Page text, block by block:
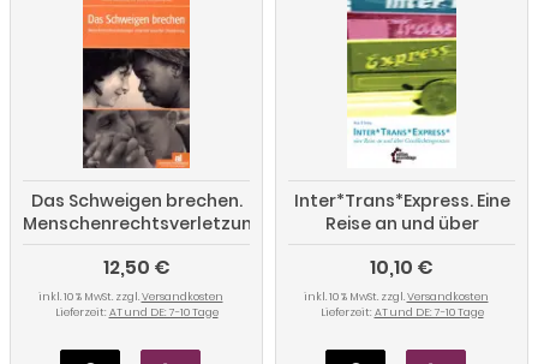
Das Schweigen brechen.
Menschenrechtsverletzungen
aufgrund sexueller
Orientierung
12,50 €
inkl. 10 % MwSt. zzgl.Versandkosten
Lieferzeit: AT und DE: 7-10 Tage
Inter*Trans*Express. Eine
Reise an und über
Geschlechtergrenzen
10,10 €
inkl. 10 % MwSt. zzgl.Versandkosten
Lieferzeit: AT und DE: 7-10 Tage